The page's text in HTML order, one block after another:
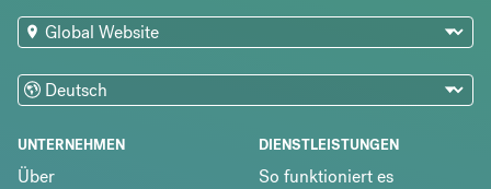
UNTERNEHMEN
Über
DIENSTLEISTUNGEN
So funktioniert es